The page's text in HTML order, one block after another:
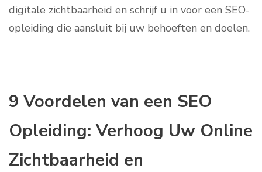
digitale zichtbaarheid en schrijf u in voor een SEO-
opleiding die aansluit bij uw behoeften en doelen.
9 Voordelen van een SEO
Opleiding: Verhoog Uw Online
Zichtbaarheid en